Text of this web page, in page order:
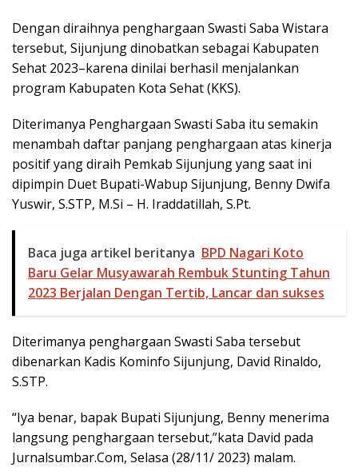
Dengan diraihnya penghargaan Swasti Saba Wistara
tersebut, Sijunjung dinobatkan sebagai Kabupaten
Sehat 2023–karena dinilai berhasil menjalankan
program Kabupaten Kota Sehat (KKS).
Diterimanya Penghargaan Swasti Saba itu semakin
menambah daftar panjang penghargaan atas kinerja
positif yang diraih Pemkab Sijunjung yang saat ini
dipimpin Duet Bupati-Wabup Sijunjung, Benny Dwifa
Yuswir, S.STP, M.Si – H. Iraddatillah, S.Pt.
Baca juga artikel beritanya BPD Nagari Koto
Baru Gelar Musyawarah Rembuk Stunting Tahun
2023 Berjalan Dengan Tertib, Lancar dan sukses
Diterimanya penghargaan Swasti Saba tersebut
dibenarkan Kadis Kominfo Sijunjung, David Rinaldo,
S.STP.
“Iya benar, bapak Bupati Sijunjung, Benny menerima
langsung penghargaan tersebut,”kata David pada
Jurnalsumbar.Com, Selasa (28/11/ 2023) malam.